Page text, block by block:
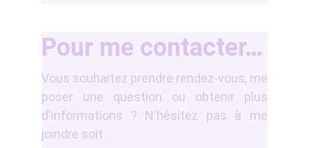
Pour me contacter…
Vous souhaitez prendre rendez-vous, me
poser une question ou obtenir plus
d'informations ? N'hésitez pas à me
joindre soit :